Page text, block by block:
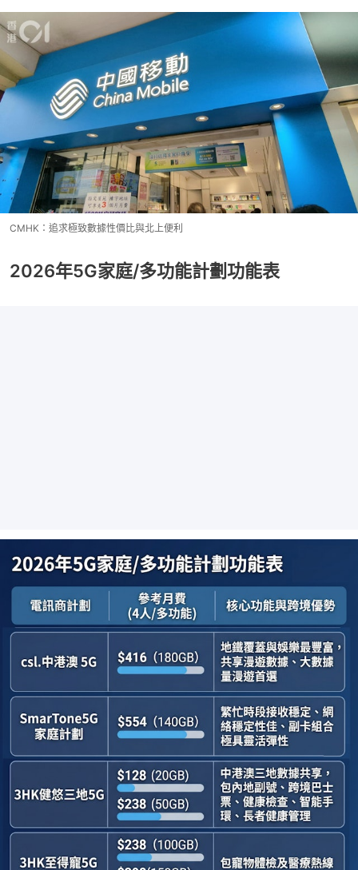
CMHK：追求極致數據性價比與北上便利
2026年5G家庭/多功能計劃功能表